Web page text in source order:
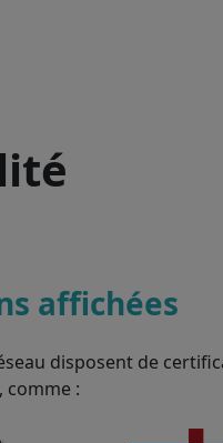
affichées
disposent de
comme :